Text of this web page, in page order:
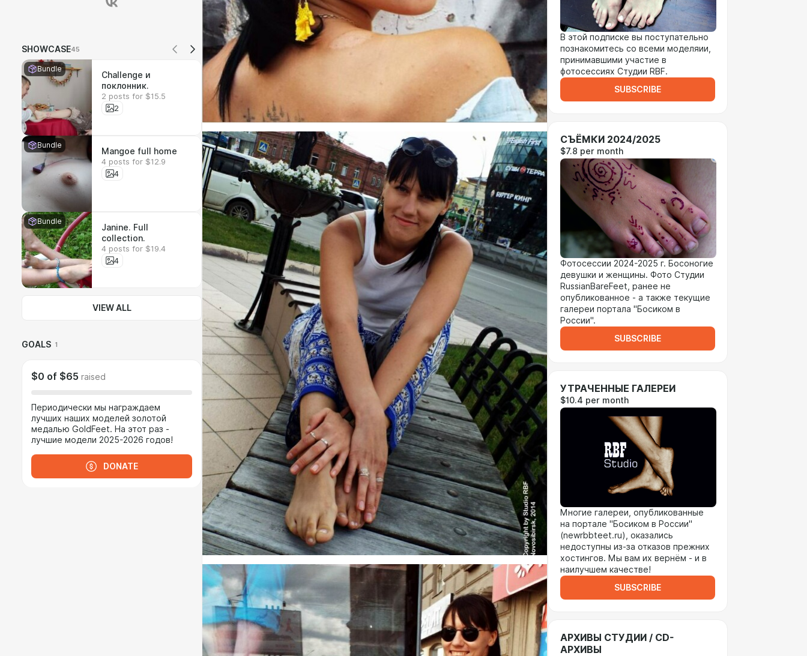
SHOWCASE45
Bundle
Challenge и
поклонник.
2 posts for $15.5
2
Bundle
Mangoe full home
4 posts for $12.9
4
Bundle
Janine. Full
collection.
4 posts for $19.4
4
VIEW ALL
GOALS 1
$0 of $65 raised
Периодически мы награждаем
лучших наших моделей золотой
медалью GoldFeet. На этот раз -
лучшие модели 2025-2026 годов!
DONATE
В этой подписке вы поступательно
познакомитесь со всеми моделяии,
принимавшими участие в
фотосессиях Студии RBF.
SUBSCRIBE
СЪЁМКИ 2024/2025
$7.8 per month
Фотосессии 2024-2025 г. Босоногие
девушки и женщины. Фото Студии
RussianBareFeet, ранее не
опубликованное - а также текущие
галереи портала "Босиком в
России".
SUBSCRIBE
УТРАЧЕННЫЕ ГАЛЕРЕИ
$10.4 per month
Многие галереи, опубликованные
на портале "Босиком в России"
(newrbbteet.ru), оказались
недоступны из-за отказов прежних
хостингов. Мы вам их вернём - и в
наилучшем качестве!
SUBSCRIBE
АРХИВЫ СТУДИИ / CD-
АРХИВЫ